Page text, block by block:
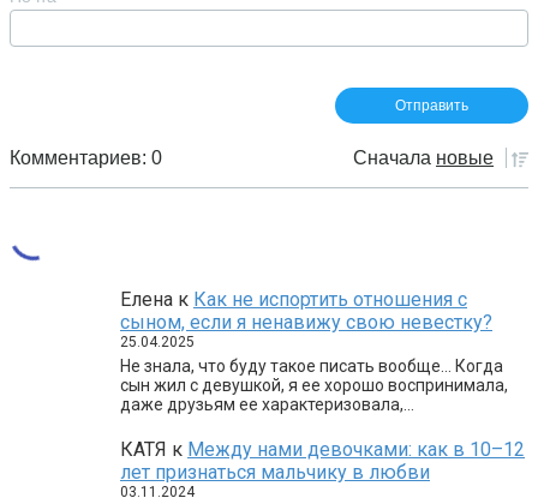
Комментариев: 0 Сначала новые
Елена к Как не испортить отношения с
сыном, если я ненавижу свою невестку?
25.04.2025
Не знала, что буду такое писать вообще… Когда
сын жил с девушкой, я ее хорошо воспринимала,
даже друзьям ее характеризовала,…
КАТЯ к Между нами девочками: как в 10–12
лет признаться мальчику в любви
03.11.2024